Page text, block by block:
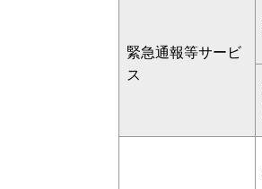
緊急通報等サービ
ス